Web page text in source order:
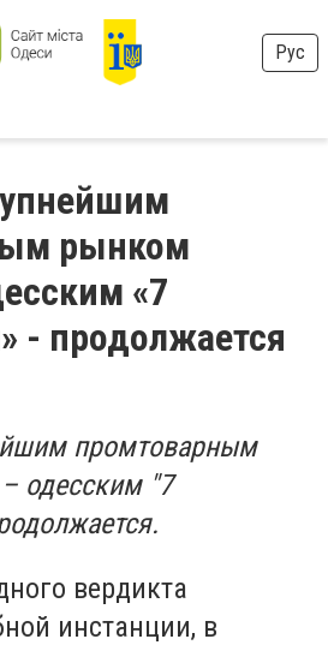
Рус
рынком
«7
- продолжается
промтоварным
одесским "7
вердикта
инстанции, в